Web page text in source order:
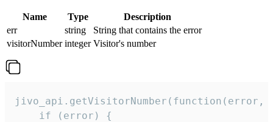
Name Type
Description
err
string
String that contains the error
visitorNumber integer Visitor's number
jivo_api.getVisitorNumber(function(error,
    if (error) {